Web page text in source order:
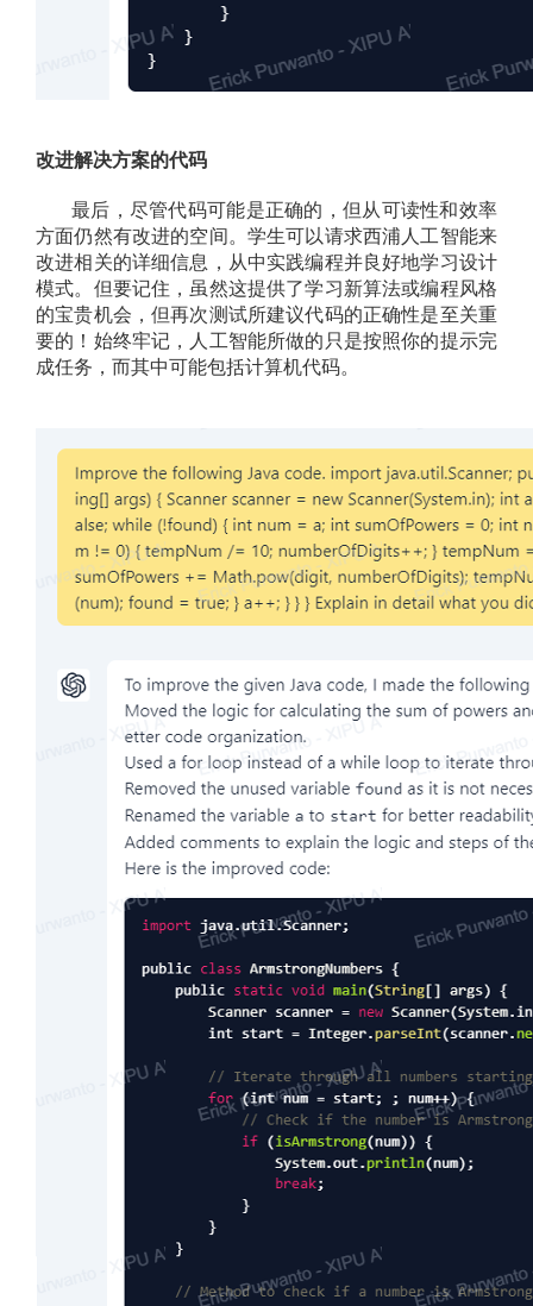
改进解决方案的代码
最后，尽管代码可能是正确的，但从可读性和效率
方面仍然有改进的空间。学生可以请求西浦人工智能来
改进相关的详细信息，从中实践编程并良好地学习设计
模式。但要记住，虽然这提供了学习新算法或编程风格
的宝贵机会，但再次测试所建议代码的正确性是至关重
要的！始终牢记，人工智能所做的只是按照你的提示完
成任务，而其中可能包括计算机代码。